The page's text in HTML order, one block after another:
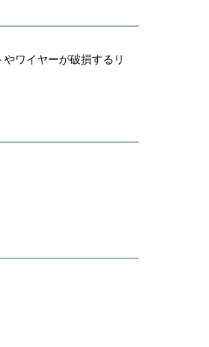
ワイヤーが破損するリ